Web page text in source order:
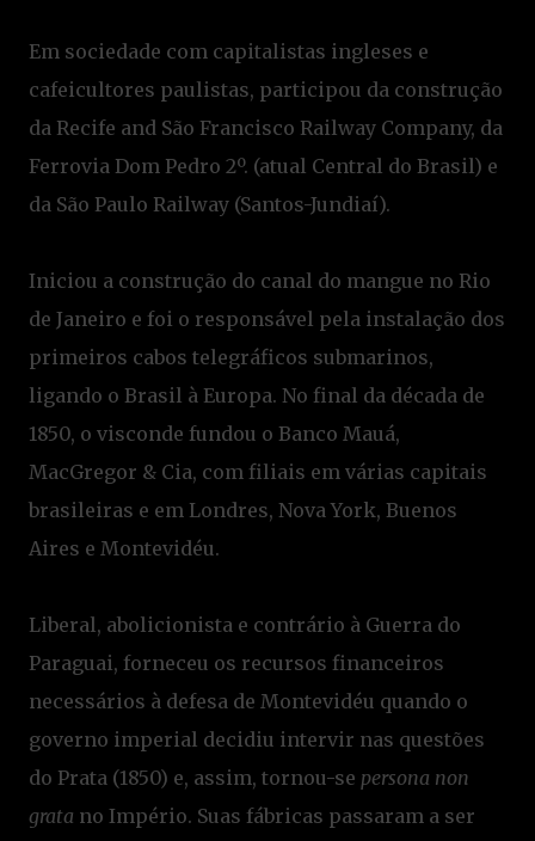
Em sociedade com capitalistas ingleses e
cafeicultores paulistas, participou da construção
da Recife and São Francisco Railway Company, da
Ferrovia Dom Pedro 2º. (atual Central do Brasil) e
da São Paulo Railway (Santos-Jundiaí).
Iniciou a construção do canal do mangue no Rio
de Janeiro e foi o responsável pela instalação dos
primeiros cabos telegráficos submarinos,
ligando o Brasil à Europa. No final da década de
1850, o visconde fundou o Banco Mauá,
MacGregor & Cia, com filiais em várias capitais
brasileiras e em Londres, Nova York, Buenos
Aires e Montevidéu.
Liberal, abolicionista e contrário à Guerra do
Paraguai, forneceu os recursos financeiros
necessários à defesa de Montevidéu quando o
governo imperial decidiu intervir nas questões
do Prata (1850) e, assim, tornou-se persona non
grata no Império. Suas fábricas passaram a ser